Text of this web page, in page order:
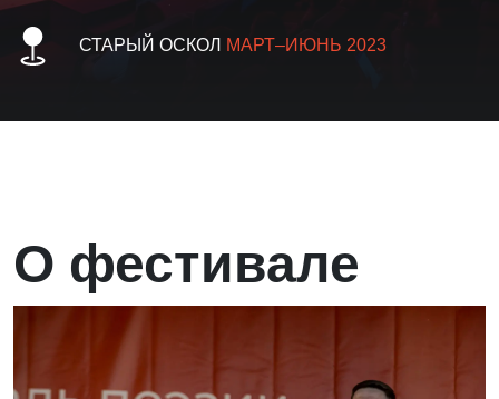
СТАРЫЙ ОСКОЛ МАРТ–ИЮНЬ 2023
О фестивале